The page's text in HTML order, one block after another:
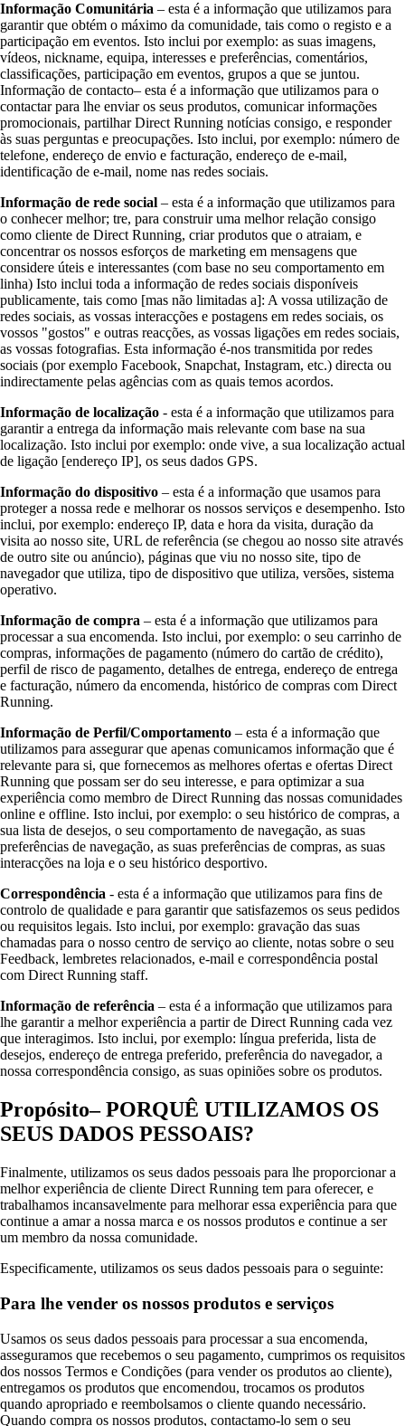
Informação Comunitária – esta é a informação que utilizamos para
garantir que obtém o máximo da comunidade, tais como o registo e a
participação em eventos. Isto inclui por exemplo: as suas imagens,
vídeos, nickname, equipa, interesses e preferências, comentários,
classificações, participação em eventos, grupos a que se juntou.
Informação de contacto– esta é a informação que utilizamos para o
contactar para lhe enviar os seus produtos, comunicar informações
promocionais, partilhar Direct Running notícias consigo, e responder
às suas perguntas e preocupações. Isto inclui, por exemplo: número de
telefone, endereço de envio e facturação, endereço de e-mail,
identificação de e-mail, nome nas redes sociais.
Informação de rede social – esta é a informação que utilizamos para
o conhecer melhor; tre, para construir uma melhor relação consigo
como cliente de Direct Running, criar produtos que o atraiam, e
concentrar os nossos esforços de marketing em mensagens que
considere úteis e interessantes (com base no seu comportamento em
linha) Isto inclui toda a informação de redes sociais disponíveis
publicamente, tais como [mas não limitadas a]: A vossa utilização de
redes sociais, as vossas interacções e postagens em redes sociais, os
vossos "gostos" e outras reacções, as vossas ligações em redes sociais,
as vossas fotografias. Esta informação é-nos transmitida por redes
sociais (por exemplo Facebook, Snapchat, Instagram, etc.) directa ou
indirectamente pelas agências com as quais temos acordos.
Informação de localização - esta é a informação que utilizamos para
garantir a entrega da informação mais relevante com base na sua
localização. Isto inclui por exemplo: onde vive, a sua localização actual
de ligação [endereço IP], os seus dados GPS.
Informação do dispositivo – esta é a informação que usamos para
proteger a nossa rede e melhorar os nossos serviços e desempenho. Isto
inclui, por exemplo: endereço IP, data e hora da visita, duração da
visita ao nosso site, URL de referência (se chegou ao nosso site através
de outro site ou anúncio), páginas que viu no nosso site, tipo de
navegador que utiliza, tipo de dispositivo que utiliza, versões, sistema
operativo.
Informação de compra – esta é a informação que utilizamos para
processar a sua encomenda. Isto inclui, por exemplo: o seu carrinho de
compras, informações de pagamento (número do cartão de crédito),
perfil de risco de pagamento, detalhes de entrega, endereço de entrega
e facturação, número da encomenda, histórico de compras com Direct
Running.
Informação de Perfil/Comportamento – esta é a informação que
utilizamos para assegurar que apenas comunicamos informação que é
relevante para si, que fornecemos as melhores ofertas e ofertas Direct
Running que possam ser do seu interesse, e para optimizar a sua
experiência como membro de Direct Running das nossas comunidades
online e offline. Isto inclui, por exemplo: o seu histórico de compras, a
sua lista de desejos, o seu comportamento de navegação, as suas
preferências de navegação, as suas preferências de compras, as suas
interacções na loja e o seu histórico desportivo.
Correspondência - esta é a informação que utilizamos para fins de
controlo de qualidade e para garantir que satisfazemos os seus pedidos
ou requisitos legais. Isto inclui, por exemplo: gravação das suas
chamadas para o nosso centro de serviço ao cliente, notas sobre o seu
Feedback, lembretes relacionados, e-mail e correspondência postal
com Direct Running staff.
Informação de referência – esta é a informação que utilizamos para
lhe garantir a melhor experiência a partir de Direct Running cada vez
que interagimos. Isto inclui, por exemplo: língua preferida, lista de
desejos, endereço de entrega preferido, preferência do navegador, a
nossa correspondência consigo, as suas opiniões sobre os produtos.
Propósito– PORQUÊ UTILIZAMOS OS
SEUS DADOS PESSOAIS?
Finalmente, utilizamos os seus dados pessoais para lhe proporcionar a
melhor experiência de cliente Direct Running tem para oferecer, e
trabalhamos incansavelmente para melhorar essa experiência para que
continue a amar a nossa marca e os nossos produtos e continue a ser
um membro da nossa comunidade.
Especificamente, utilizamos os seus dados pessoais para o seguinte:
Para lhe vender os nossos produtos e serviços
Usamos os seus dados pessoais para processar a sua encomenda,
asseguramos que recebemos o seu pagamento, cumprimos os requisitos
dos nossos Termos e Condições (para vender os produtos ao cliente),
entregamos os produtos que encomendou, trocamos os produtos
quando apropriado e reembolsamos o cliente quando necessário.
Quando compra os nossos produtos, contactamo-lo sem o seu